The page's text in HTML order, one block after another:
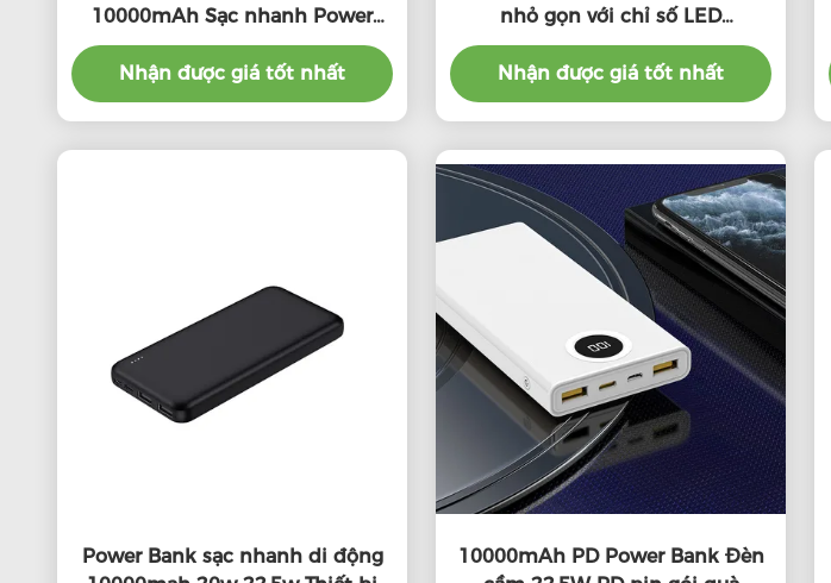
10000mAh Sạc nhanh Power
Bank Sạc
Nhận được giá tốt nhất
nhỏ gọn với chỉ số LED
10000mAh Capacity cao
Nhận được giá tốt nhất
Power Bank sạc nhanh di động
10000mAh PD Power Bank Đèn